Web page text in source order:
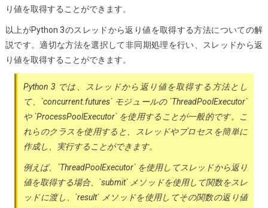
り値を取得することができます。
以上がPython 3のスレッドから返り値を取得する方法についての解
説です。適切な方法を選択して非同期処理を行い、スレッドから返
り値を取得することができます。
Python 3 では、スレッドから返り値を取得する方法とし
て、`concurrent.futures` モジュールの `ThreadPoolExecutor`
や `ProcessPoolExecutor` を使用することが一般的です。こ
れらのクラスを使用すると、スレッドやプロセスを簡単に
作成し、実行することができます。
例えば、`ThreadPoolExecutor` を使用してスレッドから返り
値を取得する場合、`submit` メソッドを使用して関数をスレ
ッドに渡し、`result` メソッドを使用してその関数の返り値